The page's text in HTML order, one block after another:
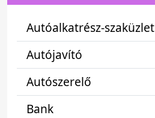
Autóalkatrész-szaküzlet
Autójavító
Autószerelő
Bank